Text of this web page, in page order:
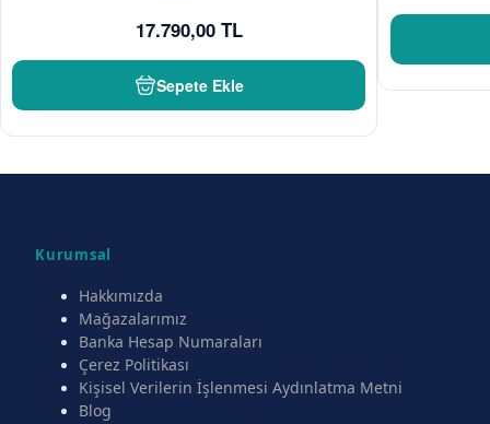
17.790,00 TL
Sepete Ekle
Kurumsal
Hakkımızda
Mağazalarımız
Banka Hesap Numaraları
Çerez Politikası
Kişisel Verilerin İşlenmesi Aydınlatma Metni
Blog